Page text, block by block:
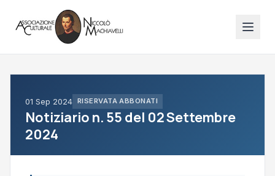
01 Sep 2024 RISERVATA ABBONATI
Notiziario n. 55 del 02 Settembre
2024